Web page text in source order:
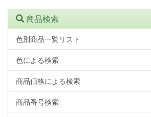
商品検索
色別商品一覧リスト
色による検索
商品価格による検索
商品番号検索